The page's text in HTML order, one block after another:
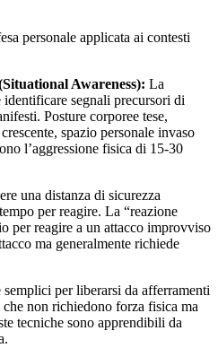
personale applicata ai contesti
Awareness): La
identificare segnali precursori di
Posture corporee tese,
spazio personale invaso
l’aggressione fisica di 15-30
una distanza di sicurezza
per reagire. La “reazione
per reagire a un attacco improvviso
ma generalmente richiede
semplici per liberarsi da afferramenti
non richiedono forza fisica ma
tecniche sono apprendibili da